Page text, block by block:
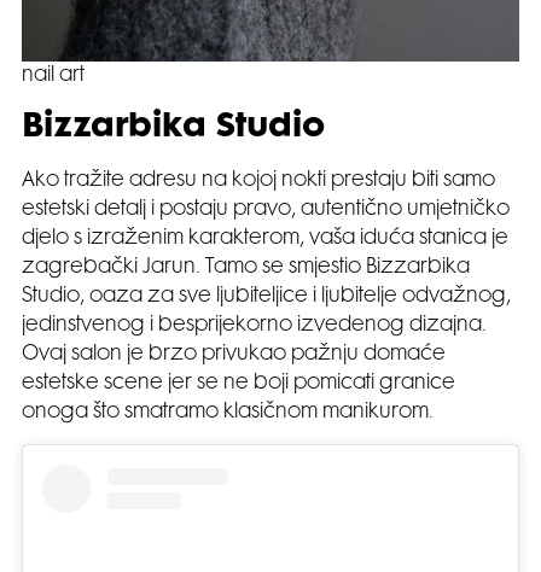
nail art
Bizzarbika Studio
Ako tražite adresu na kojoj nokti prestaju biti samo
estetski detalj i postaju pravo, autentično umjetničko
djelo s izraženim karakterom, vaša iduća stanica je
zagrebački Jarun. Tamo se smjestio Bizzarbika
Studio, oaza za sve ljubiteljice i ljubitelje odvažnog,
jedinstvenog i besprijekorno izvedenog dizajna.
Ovaj salon je brzo privukao pažnju domaće
estetske scene jer se ne boji pomicati granice
onoga što smatramo klasičnom manikurom.